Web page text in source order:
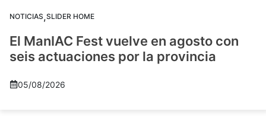
NOTICIAS,SLIDER HOME
El ManIAC Fest vuelve en agosto con
seis actuaciones por la provincia
05/08/2026